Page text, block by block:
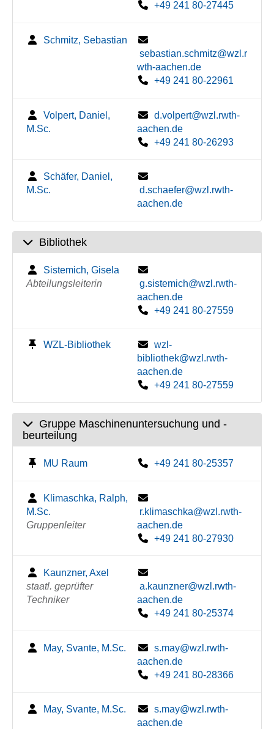
+49 241 80-27445
Schmitz, Sebastian
sebastian.schmitz@wzl.r
wth-aachen.de
+49 241 80-22961
Volpert, Daniel,
M.Sc.
d.volpert@wzl.rwth-
aachen.de
+49 241 80-26293
Schäfer, Daniel,
M.Sc.
d.schaefer@wzl.rwth-
aachen.de
Bibliothek
Sistemich, Gisela
Abteilungsleiterin
g.sistemich@wzl.rwth-
aachen.de
+49 241 80-27559
WZL-Bibliothek
wzl-
bibliothek@wzl.rwth-
aachen.de
+49 241 80-27559
Gruppe Maschinenuntersuchung und -
beurteilung
MU Raum +49 241 80-25357
Klimaschka, Ralph,
M.Sc.
Gruppenleiter
r.klimaschka@wzl.rwth-
aachen.de
+49 241 80-27930
Kaunzner, Axel
staatl. geprüfter
Techniker
a.kaunzner@wzl.rwth-
aachen.de
+49 241 80-25374
May, Svante, M.Sc.
s.may@wzl.rwth-
aachen.de
+49 241 80-28366
May, Svante, M.Sc.
s.may@wzl.rwth-
aachen.de